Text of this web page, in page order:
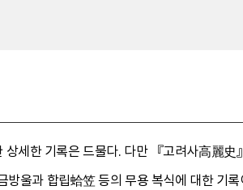
세한 기록은 드물다. 다만 『고려사高麗
울과 합립蛤笠 등의 무용 복식에 대한 기